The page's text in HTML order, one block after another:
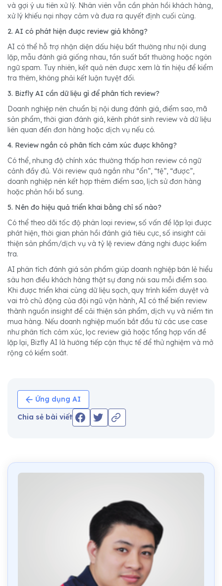
và gợi ý ưu tiên xử lý. Nhân viên vẫn cần phản hồi khách hàng,
xử lý khiếu nại nhạy cảm và đưa ra quyết định cuối cùng.
2. AI có phát hiện được review giả không?
AI có thể hỗ trợ nhận diện dấu hiệu bất thường như nội dung
lặp, mẫu đánh giá giống nhau, tần suất bất thường hoặc ngôn
ngữ spam. Tuy nhiên, kết quả nên được xem là tín hiệu để kiểm
tra thêm, không phải kết luận tuyệt đối.
3. Bizfly AI cần dữ liệu gì để phân tích review?
Doanh nghiệp nên chuẩn bị nội dung đánh giá, điểm sao, mã
sản phẩm, thời gian đánh giá, kênh phát sinh review và dữ liệu
liên quan đến đơn hàng hoặc dịch vụ nếu có.
4. Review ngắn có phân tích cảm xúc được không?
Có thể, nhưng độ chính xác thường thấp hơn review có ngữ
cảnh đầy đủ. Với review quá ngắn như “ổn”, “tệ”, “được”,
doanh nghiệp nên kết hợp thêm điểm sao, lịch sử đơn hàng
hoặc phản hồi bổ sung.
5. Nên đo hiệu quả triển khai bằng chỉ số nào?
Có thể theo dõi tốc độ phân loại review, số vấn đề lặp lại được
phát hiện, thời gian phản hồi đánh giá tiêu cực, số insight cải
thiện sản phẩm/dịch vụ và tỷ lệ review đáng nghi được kiểm
tra.
AI phân tích đánh giá sản phẩm giúp doanh nghiệp bán lẻ hiểu
sâu hơn điều khách hàng thật sự đang nói sau mỗi điểm sao.
Khi được triển khai cùng dữ liệu sạch, quy trình kiểm duyệt và
vai trò chủ động của đội ngũ vận hành, AI có thể biến review
thành nguồn insight để cải thiện sản phẩm, dịch vụ và niềm tin
mua hàng. Nếu doanh nghiệp muốn bắt đầu từ các use case
như phân tích cảm xúc, lọc review giả hoặc tổng hợp vấn đề
lặp lại, Bizfly AI là hướng tiếp cận thực tế để thử nghiệm và mở
rộng có kiểm soát.
Ứng dụng AI
Chia sẻ bài viết